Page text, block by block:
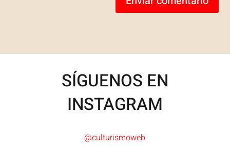
SÍGUENOS EN
INSTAGRAM
@culturismoweb